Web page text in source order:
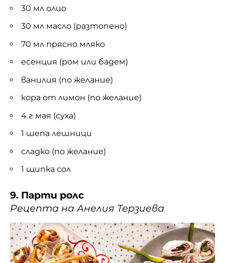
30 мл олио
30 мл масло (разтопено)
70 мл прясно мляко
есенция (ром или бадем)
ванилия (по желание)
кора от лимон (по желание)
4 г мая (суха)
1 шепа лешници
сладко (по желание)
1 щипка сол
9. Парти ролс
Рецепта на Анелия Терзиева